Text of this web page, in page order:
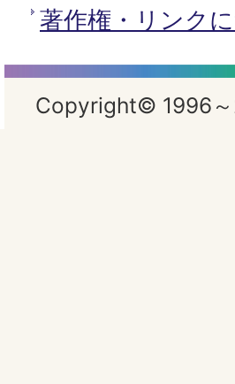
著作権・リンク
Copyright© 1996